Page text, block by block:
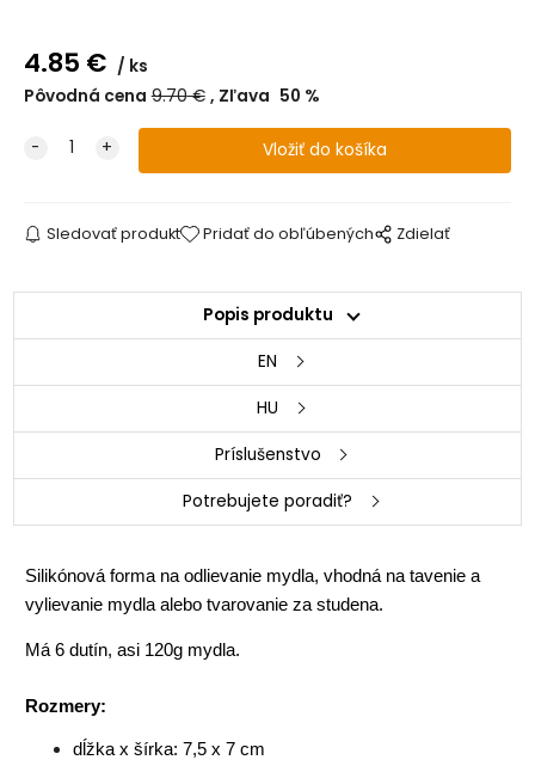
4.85 €
ks
Pôvodná cena 9.70€ Zľava 50 %
Sledovať produkt Pridať do obľúbených Zdielať
Popis produktu
EN
HU
Príslušenstvo
Potrebujete poradiť?
Silikónová forma na odlievanie mydla, vhodná na tavenie a
vylievanie mydla alebo tvarovanie za studena.
Má 6 dutín, asi 120g mydla.
Rozmery:
dĺžka x šírka: 7,5 x 7 cm